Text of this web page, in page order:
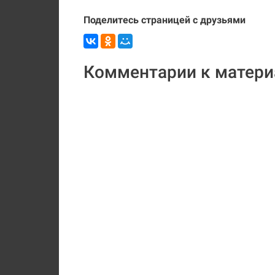
Поделитесь страницей с друзьями
Комментарии к